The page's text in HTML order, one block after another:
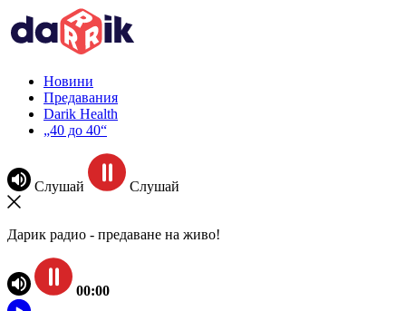
Новини
Предавания
Darik Health
„40 до 40“
Слушай Слушай
Дарик радио - предаване на живо!
00:00